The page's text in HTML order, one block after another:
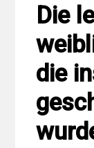
Die
die